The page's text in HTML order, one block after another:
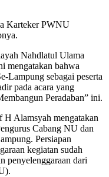
Karteker PWNU
Nahdlatul Ulama
mengatakan bahwa
sebagai peserta
pada acara yang
Peradaban” ini.
H Alamsyah mengatakan
Cabang NU dan
Persiapan
kegiatan sudah
penyelenggaraan dari